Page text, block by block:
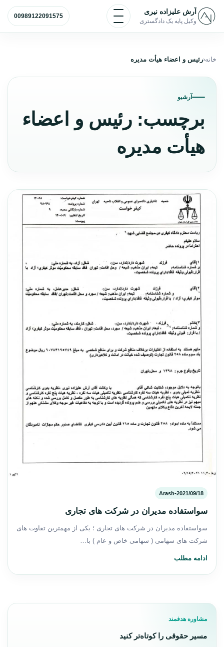
پرش به محتوا
آرش علیزاده نیری
وکیل پایه یک دادگستری
باز و بسته کردن منو
00989122091575
خانه رئیس و اعضاء هیأت مدیره
آرشیو
برچسب:رئیس و اعضاء
هیأت مدیره
2021/09/18
•
Arash
سواستفاده مدیران در شرکت های تجاری
سواستفاده مدیران در شرکت های تجاری ؛ یکی از مهمترین تفاوت های
شرکت های سهامی ( سهامی خاص و عام ) با…
ادامه مطلب
مشاوره هدفمند
مسیر حقوقی را کوتاه‌تر کنید